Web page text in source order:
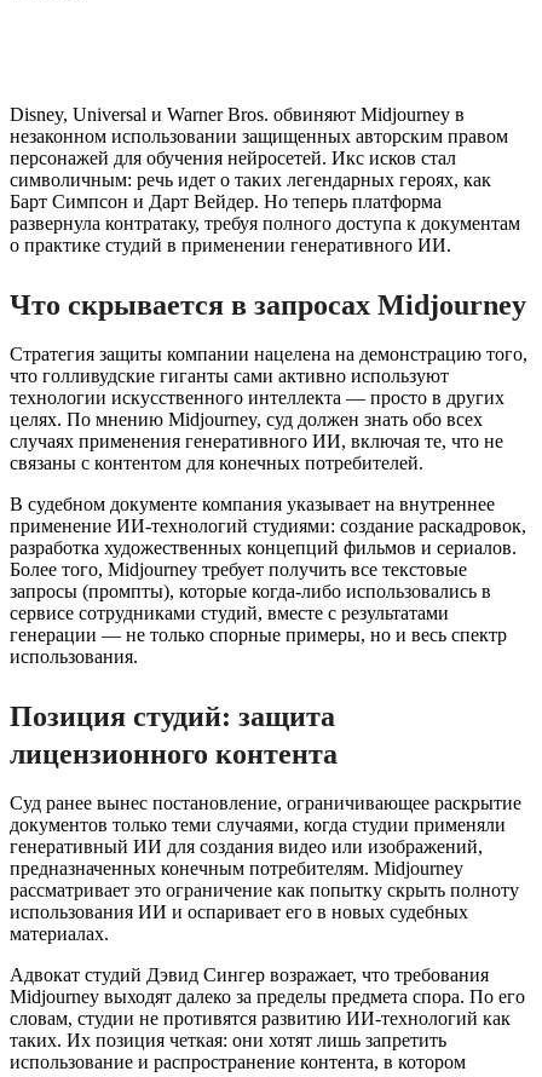
Disney, Universal и Warner Bros. обвиняют Midjourney в
незаконном использовании защищенных авторским правом
персонажей для обучения нейросетей. Икс исков стал
символичным: речь идет о таких легендарных героях, как
Барт Симпсон и Дарт Вейдер. Но теперь платформа
развернула контратаку, требуя полного доступа к документам
о практике студий в применении генеративного ИИ.
Что скрывается в запросах Midjourney
Стратегия защиты компании нацелена на демонстрацию того,
что голливудские гиганты сами активно используют
технологии искусственного интеллекта — просто в других
целях. По мнению Midjourney, суд должен знать обо всех
случаях применения генеративного ИИ, включая те, что не
связаны с контентом для конечных потребителей.
В судебном документе компания указывает на внутреннее
применение ИИ-технологий студиями: создание раскадровок,
разработка художественных концепций фильмов и сериалов.
Более того, Midjourney требует получить все текстовые
запросы (промпты), которые когда-либо использовались в
сервисе сотрудниками студий, вместе с результатами
генерации — не только спорные примеры, но и весь спектр
использования.
Позиция студий: защита
лицензионного контента
Суд ранее вынес постановление, ограничивающее раскрытие
документов только теми случаями, когда студии применяли
генеративный ИИ для создания видео или изображений,
предназначенных конечным потребителям. Midjourney
рассматривает это ограничение как попытку скрыть полноту
использования ИИ и оспаривает его в новых судебных
материалах.
Адвокат студий Дэвид Сингер возражает, что требования
Midjourney выходят далеко за пределы предмета спора. По его
словам, студии не противятся развитию ИИ-технологий как
таких. Их позиция четкая: они хотят лишь запретить
использование и распространение контента, в котором